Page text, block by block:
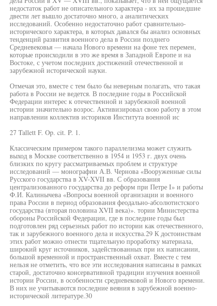
недостаток работ не описательного характера - их за прошедшие
двести лет вышло достаточно много, а аналитических
исследований. Особенно недостаточно работ сравнительно-
исторического характера, в которых давался бы анализ основных
тенденций развития военного дела в России позднего
Средневековья — начала Нового времени на фоне тех перемен,
которые происходили в это же время в Западной Европе и на
Востоке, с учетом последних достижений отечественной и
зарубежной исторической науки.
Отмечая это, вместе с тем было бы неверным полагать, что такая
работа в России не ведется. В последние годы в Российской
Федерации интерес к отечественной и зарубежной военной
истории значительно возрос. Активизировал свою работу в этом
направлении коллектив историков Института военной ис
27 Tallett F. Op. cit. P. 1.
Классическим примером такого параллелизма может служить
выход в Москве соответственно в 1954 и 1953 г. двух очень
близких по кругу рассматриваемых проблем и структуре
исследований — монографии А.В. Чернова «Вооруженные силы
Русского государства в XV-XVII вв. С образования
централизованного государства до реформ при Петре I» и работы
Ф.И. Калинычева «Вопросы военной организации и военного
права России в период образования феодально-абсолютистского
государства (вторая половина XVII века)». тории Министерства
обороны Российской Федерации, где в последние годы был
подготовлен ряд серьезных работ по истории как отечественного,
так и зарубежного военного дела и искусства.29 К достоинствам
этих работ можно отнести тщательную проработку материала,
широкий круг источников, задействованных при их написании,
большой временной и пространственный охват. Вместе с тем
нельзя не отметить, что все эти исследования написаны в рамках
старой, достаточно консервативной традиции изучения военной
истории России, в особенности средневековой и Нового времени.
В них не учитываются последние веяния в зарубежной военно-
исторической литературе.30